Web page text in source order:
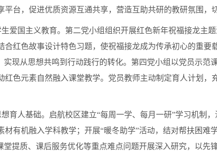
平台，促进优质资源互通共享，营造互助共研的教研氛围，
爱国主义教育。第二党小组组织开展红色新年祝福接龙主
合红色故事设计特色习题，使祝福接龙成为传承初心的重要
实现从思想共鸣到行动践行的转化。第四党小组以党员示
红色元素自然融入课堂教学。党员教师主动制定育人计划
育人基础。启航校区建立“每周一学、每月一研”学习机制
材有机融入学科教学；开展“暖冬助学”活动，结对帮扶困难
堂提质、课后服务优化等重点难点问题开展深入研究，以先